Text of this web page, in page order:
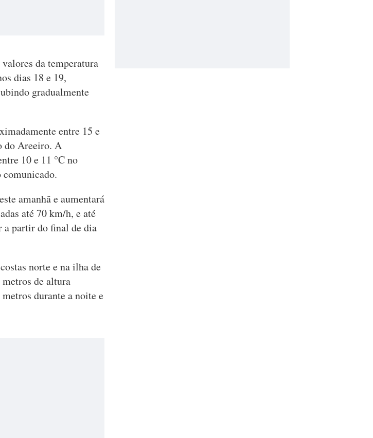
da temperatura
dias 18 e 19,
gradualmente
entre 15 e
do Areeiro. A
10 e 11 °C no
amanhã e aumentará
até 70 km/h, e até
a partir do final de dia
norte e na ilha de
metros de altura
durante a noite e